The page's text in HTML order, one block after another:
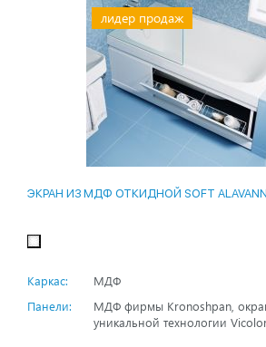
лидер продаж
ЭКРАН ИЗ МДФ ОТКИДНОЙ SOFT
Каркас:
МДФ
Панели:
МДФ фирмы Kronoshpan,
уникальной технологии